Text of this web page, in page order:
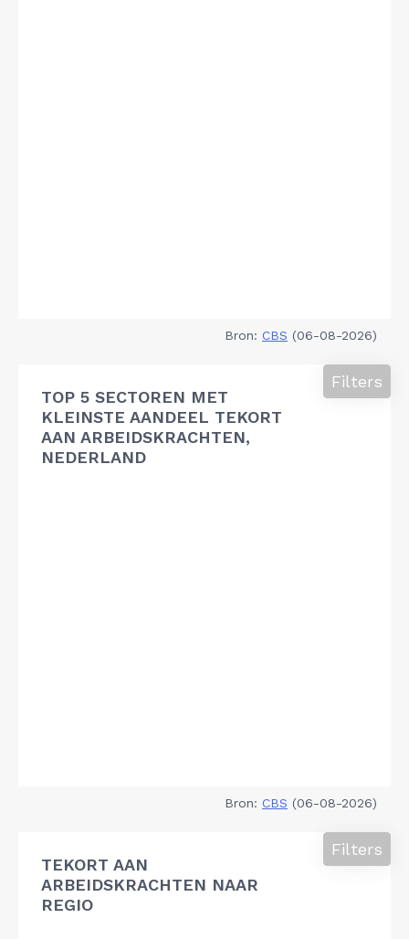
Bron: CBS (06-08-2026)
TOP 5 SECTOREN MET
KLEINSTE AANDEEL TEKORT
AAN ARBEIDSKRACHTEN,
NEDERLAND
Filters
Bron: CBS (06-08-2026)
TEKORT AAN
ARBEIDSKRACHTEN NAAR
REGIO
Filters